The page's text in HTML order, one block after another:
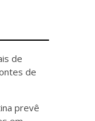
de
de
prevê